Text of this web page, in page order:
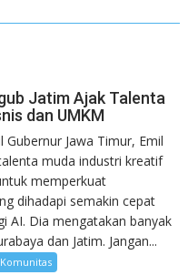
Jatim Ajak Talenta
dan UMKM
Gubernur Jawa Timur, Emil
muda industri kreatif
memperkuat
dihadapi semakin cepat
AI. Dia mengatakan banyak
dan Jatim. Jangan...